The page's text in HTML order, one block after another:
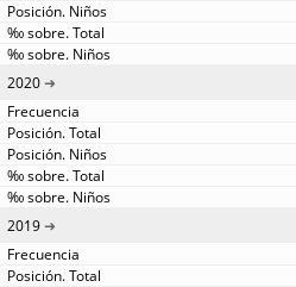
2020
2019